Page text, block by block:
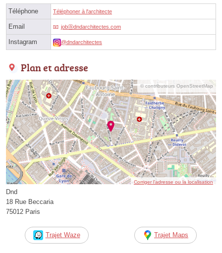
Téléphone Téléphoner à l'architecte
Email jobⓐdndarchitectes.com
Instagram @dndarchitectes
Plan et adresse
© contributeurs OpenStreetMap
Corriger l’adresse ou la localisation
Dnd
18 Rue Beccaria
75012 Paris
Trajet Waze Trajet Maps